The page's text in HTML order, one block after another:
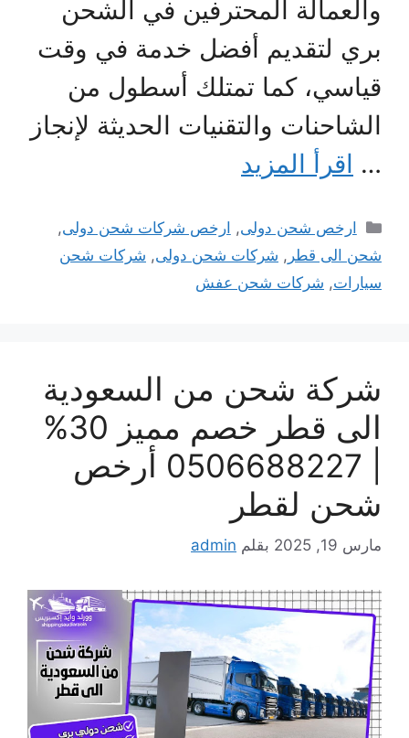
والعمالة المحترفين في الشحن
بري لتقديم أفضل خدمة في وقت
قياسي، كما تمتلك أسطول من
الشاحنات والتقنيات الحديثة لإنجاز
… اقرأ المزيد
التصنيفات
ارخص شحن دولى, ارخص شركات شحن دولى,
شحن الى قطر , شركات شحن دولى, شركات شحن
سيارات, شركات شحن عفش
شركة شحن من السعودية
الى قطر خصم مميز 30%
| 0506688227 أرخص
شحن لقطر
مارس 19, 2025 بقلم admin